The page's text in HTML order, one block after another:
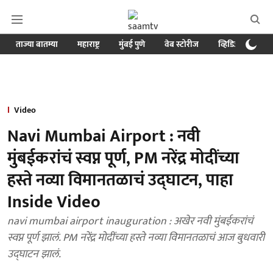
ताज्या बातम्या महाराष्ट्र मुंबई पुणे वेब स्टोरीज व्हिडिओ
Video
Navi Mumbai Airport : नवी
मुंबईकरांचं स्वप्न पूर्ण, PM नरेंद्र मोदींच्या
हस्ते नव्या विमानतळाचं उद्घाटन, पाहा
Inside Video
navi mumbai airport inauguration : अखेर नवी मुंबईकरांचं
स्वप्न पूर्ण झालं. PM नरेंद्र मोदींच्या हस्ते नव्या विमानतळाचं आज बुधवारी
उद्घाटन झालं.